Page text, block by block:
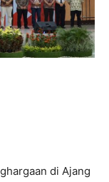
di Ajang